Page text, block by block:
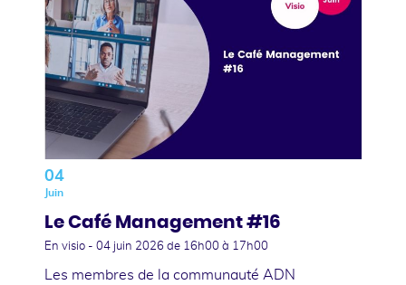
04
Juin
Le Café Management #16
En visio - 04 juin 2026 de 16h00 à 17h00
Les membres de la communauté ADN